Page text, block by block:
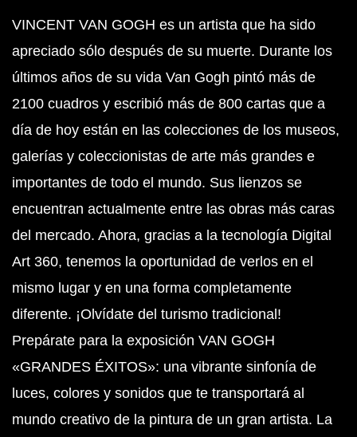
VINCENT VAN GOGH es un artista que ha sido
apreciado sólo después de su muerte. Durante los
últimos años de su vida Van Gogh pintó más de
2100 cuadros y escribió más de 800 cartas que a
día de hoy están en las colecciones de los museos,
galerías y coleccionistas de arte más grandes e
importantes de todo el mundo. Sus lienzos se
encuentran actualmente entre las obras más caras
del mercado. Ahora, gracias a la tecnología Digital
Art 360, tenemos la oportunidad de verlos en el
mismo lugar y en una forma completamente
diferente. ¡Olvídate del turismo tradicional!
Prepárate para la exposición VAN GOGH
«GRANDES ÉXITOS»: una vibrante sinfonía de
luces, colores y sonidos que te transportará al
mundo creativo de la pintura de un gran artista. La